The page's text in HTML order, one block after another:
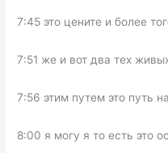
7:45 это цените и более
7:51 же и вот два тех
7:56 этим путем это путь
8:00 я могу я то есть это